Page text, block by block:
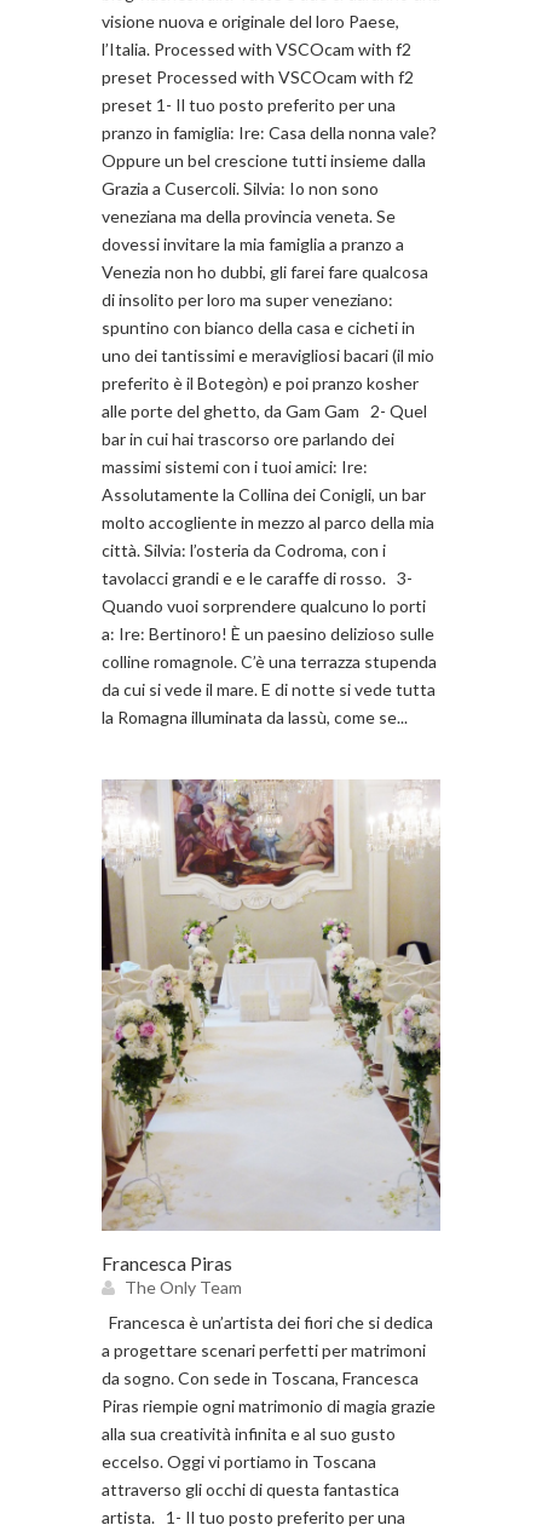
visione nuova e originale del loro Paese,
l’Italia. Processed with VSCOcam with f2
preset Processed with VSCOcam with f2
preset 1- Il tuo posto preferito per una
pranzo in famiglia: Ire: Casa della nonna vale?
Oppure un bel crescione tutti insieme dalla
Grazia a Cusercoli. Silvia: Io non sono
veneziana ma della provincia veneta. Se
dovessi invitare la mia famiglia a pranzo a
Venezia non ho dubbi, gli farei fare qualcosa
di insolito per loro ma super veneziano:
spuntino con bianco della casa e cicheti in
uno dei tantissimi e meravigliosi bacari (il mio
preferito è il Botegòn) e poi pranzo kosher
alle porte del ghetto, da Gam Gam 2- Quel
bar in cui hai trascorso ore parlando dei
massimi sistemi con i tuoi amici: Ire:
Assolutamente la Collina dei Conigli, un bar
molto accogliente in mezzo al parco della mia
città. Silvia: l’osteria da Codroma, con i
tavolacci grandi e e le caraffe di rosso. 3-
Quando vuoi sorprendere qualcuno lo porti
a: Ire: Bertinoro! È un paesino delizioso sulle
colline romagnole. C’è una terrazza stupenda
da cui si vede il mare. E di notte si vede tutta
la Romagna illuminata da lassù, come se...
Francesca Piras
The Only Team
Francesca è un’artista dei fiori che si dedica
a progettare scenari perfetti per matrimoni
da sogno. Con sede in Toscana, Francesca
Piras riempie ogni matrimonio di magia grazie
alla sua creatività infinita e al suo gusto
eccelso. Oggi vi portiamo in Toscana
attraverso gli occhi di questa fantastica
artista. 1- Il tuo posto preferito per una